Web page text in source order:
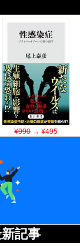
¥990→ ¥495
記事